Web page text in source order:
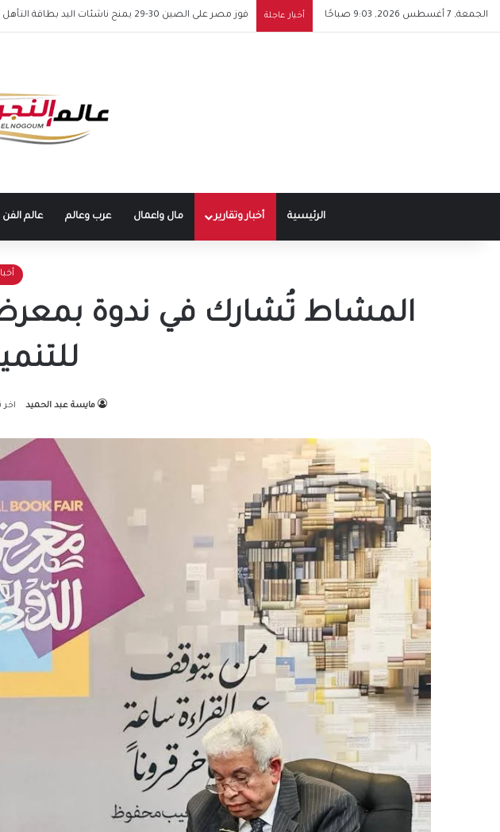
الجمعة, 7 أغسطس 2026, 9:03 صباحًا أخبار عاجلة توقيع عقد محمد صلاح مع طرابزون سبور يشعل الأجواء..
الرئيسية أخبار وتقارير مال واعمال عرب وعالم عالم الفن
المشاط تُشارك في ندوة بمعرض
مايسة عبد الحميد اخر